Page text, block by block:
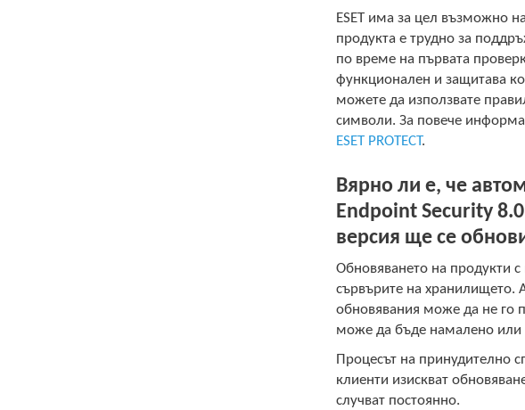
ESET има за цел възможно
продукта е трудно за
по време на първата
функционален и защитава
можете да използвате
символи. За повече
ESET PROTECT.
Вярно ли е, че
Endpoint Security
версия ще се
Обновяването на продукти
сървърите на хранилището.
обновявания може да не го
може да бъде намалено или
Процесът на принудително
клиенти изискват
случват постоянно.